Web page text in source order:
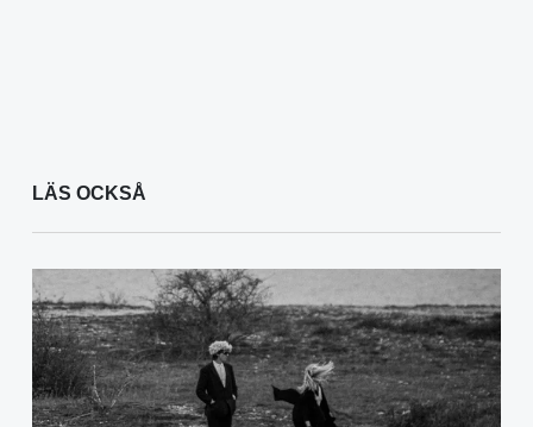
LÄS OCKSÅ